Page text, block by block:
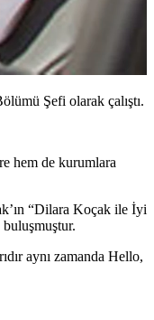
Şefi olarak çalıştı.
hem de kurumlara
“Dilara Koçak ile İyi
aynı zamanda Hello,